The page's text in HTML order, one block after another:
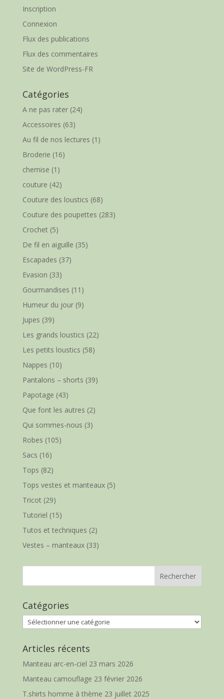
Inscription
Connexion
Flux des publications
Flux des commentaires
Site de WordPress-FR
Catégories
A ne pas rater(24)
Accessoires (63)
Au fil de nos lectures (1)
Broderie (16)
chemise (1)
couture (42)
Couture des loustics (68)
Couture des poupettes (283)
Crochet(5)
De fil en aiguille (35)
Escapades (37)
Evasion (33)
Gourmandises (11)
Humeur du jour(9)
Jupes (39)
Les grands loustics (22)
Les petits loustics (58)
Nappes (10)
Pantalons – shorts (39)
Papotage (43)
Que font les autres (2)
Qui sommes-nous (3)
Robes (105)
Sacs (16)
Tops (82)
Tops vestes et manteaux(5)
Tricot(29)
Tutoriel (15)
Tutos et techniques (2)
Vestes – manteaux(33)
Catégories
Catégories
Articles récents
Manteau arc-en-ciel 23 mars 2026
Manteau camouflage 23 février 2026
T.shirts homme à thème 23 juillet 2025